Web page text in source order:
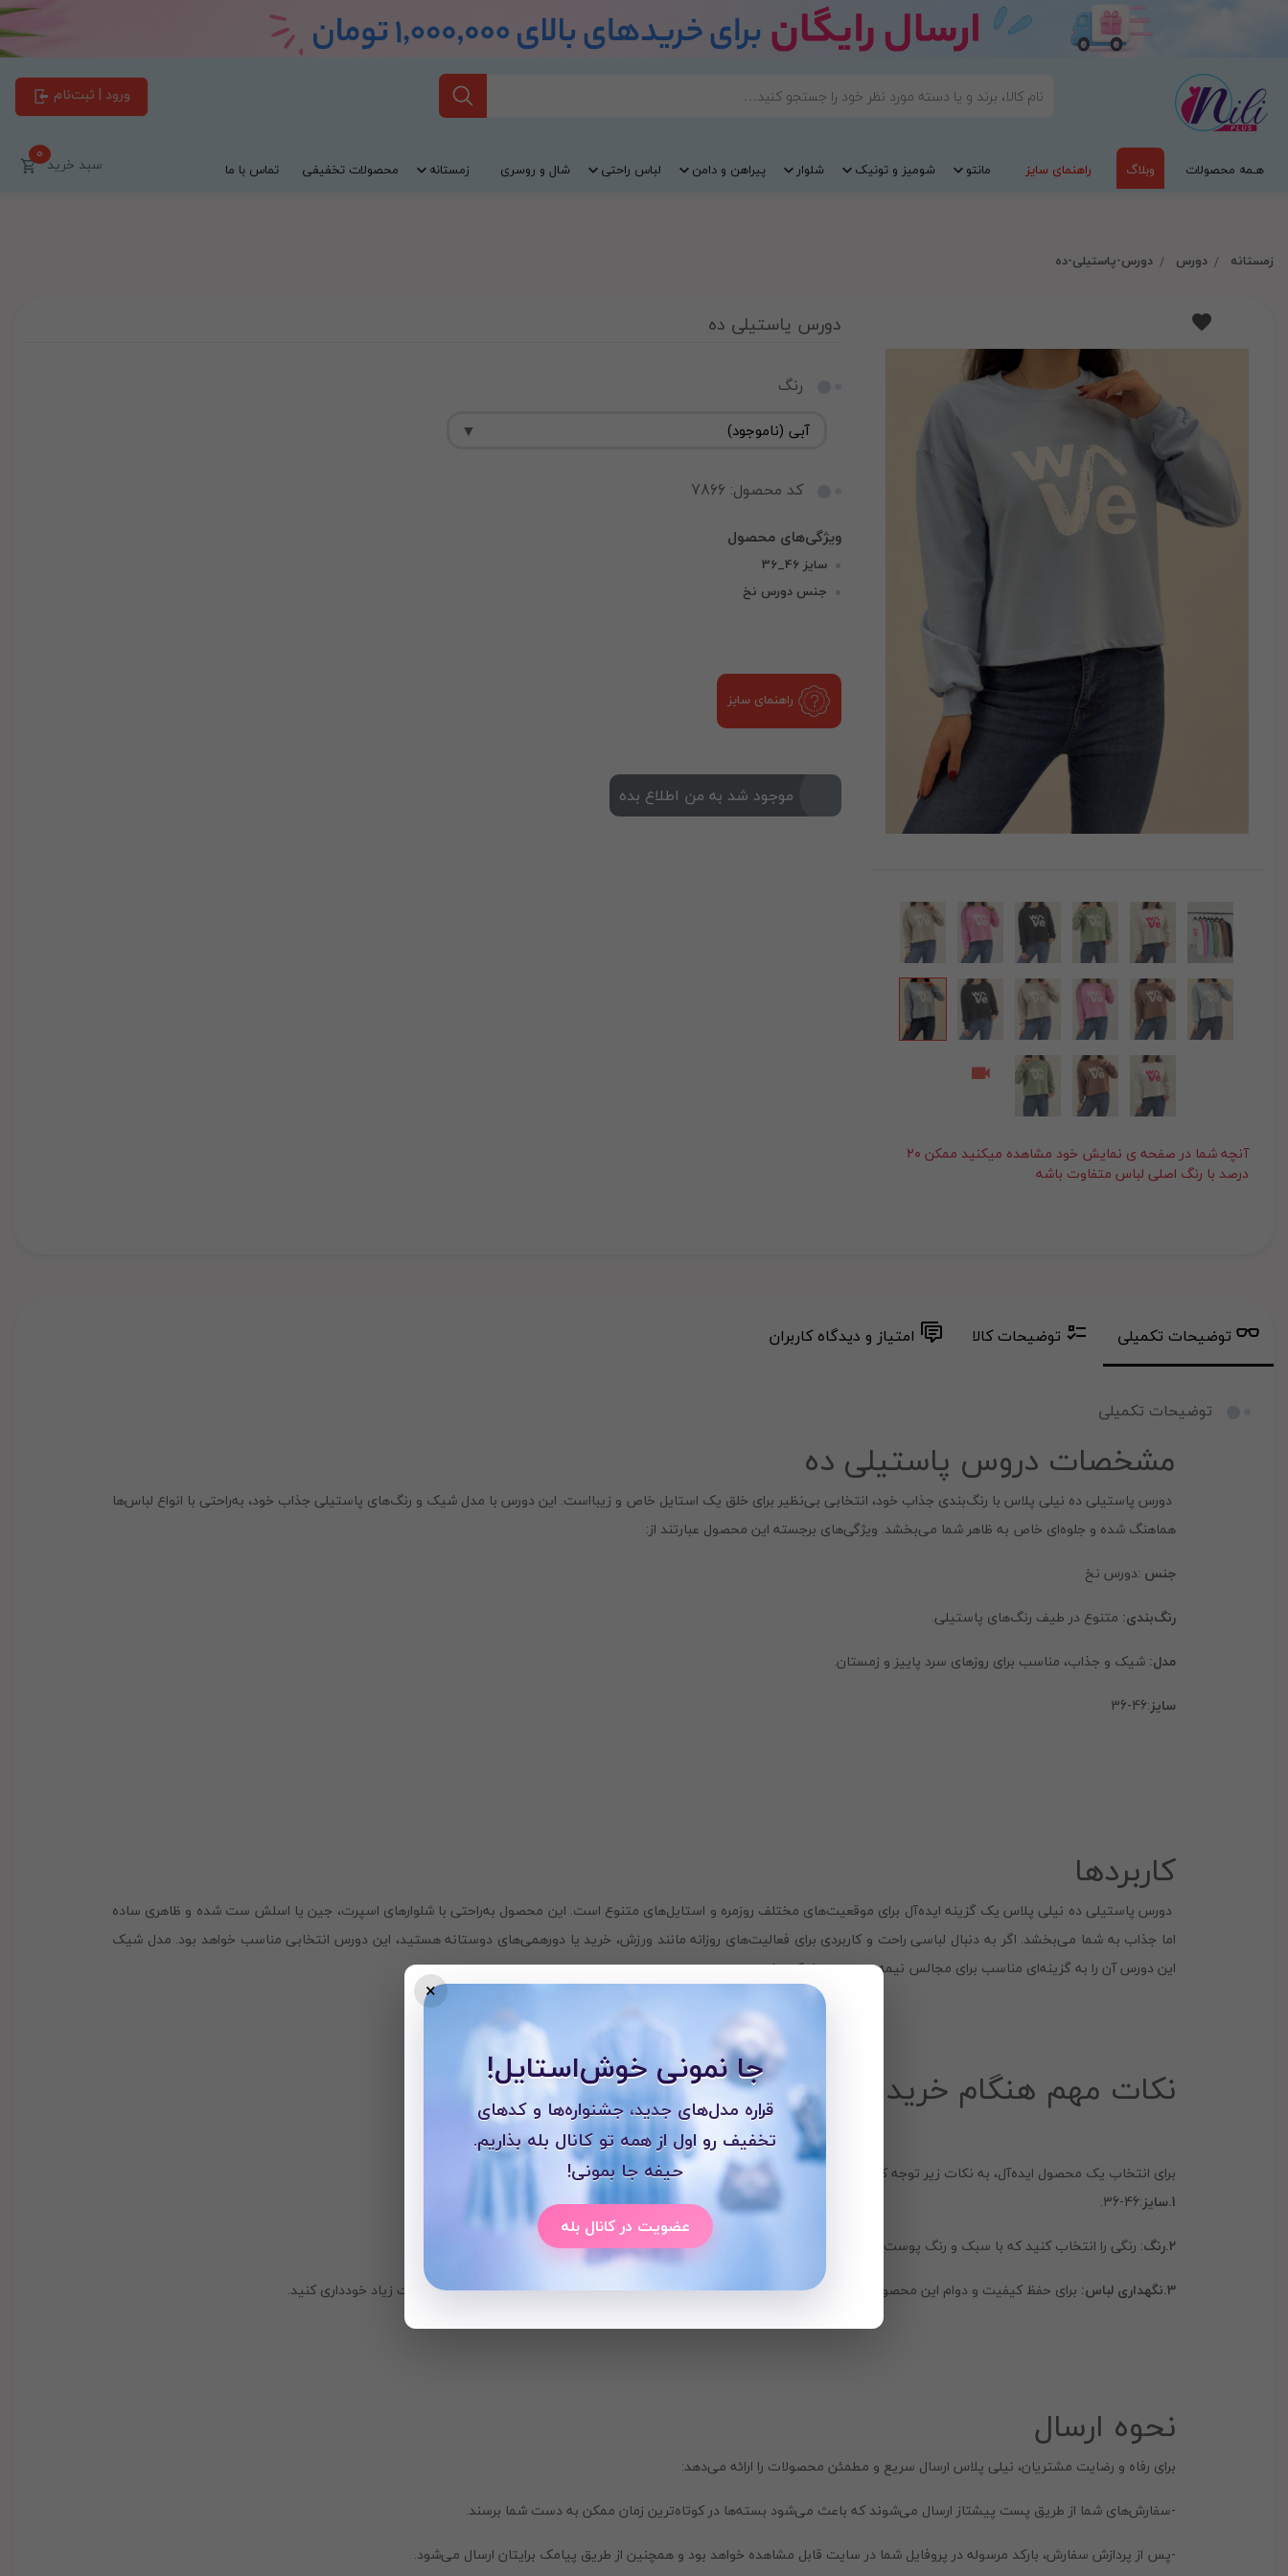
ورود | ثبت‌نام
هـمه محصولات وبلاگ راهنمای سایز مانتو شومیز و تونیک شلوار پیراهن و دامن لباس راحتی شال و روسری زمستانه محصولات تخفیفی تماس با ما سبد خرید0
زمستانه دورس دورس-پاستیلی-ده
آنچه شما در صفحه ی نمایش خود مشاهده میکنید ممکن ۲۰
درصد با رنگ اصلی لباس متفاوت باشه
دورس پاستیلی ده
رنگ
کد محصول: 7866
سایز 46_36
جنس دورس نخ
راهنمای سایز
موجود شد به من اطلاع بده
توضیحات تکمیلی توضیحات کالا امتیاز و دیدگاه کاربران
توضیحات تکمیلی
مشخصات دروس پاستیلی ده
دورس پاستیلی ده نیلی پلاس با رنگ‌بندی جذاب خود، انتخابی بی‌نظیر برای خلق یک استایل خاص و زیبااست. این دورس با مدل شیک و رنگ‌های پاستیلی جذاب خود، به‌راحتی با انواع لباس‌ها
هماهنگ شده و جلوه‌ای خاص به ظاهر شما می‌بخشد. ویژگی‌های برجسته این محصول عبارتند از:
جنس :دورس نخ
رنگ‌بندی: متنوع در طیف رنگ‌های پاستیلی.
مدل: شیک و جذاب، مناسب برای روزهای سرد پاییز و زمستان.
سایز:46-36
کاربردها
دورس پاستیلی ده نیلی پلاس یک گزینه ایده‌آل برای موقعیت‌های مختلف روزمره و استایل‌های متنوع است. این محصول به‌راحتی با شلوارهای اسپرت، جین یا اسلش ست شده و ظاهری ساده
اما جذاب به شما می‌بخشد. اگر به دنبال لباسی راحت و کاربردی برای فعالیت‌های روزانه مانند ورزش، خرید یا دورهمی‌های دوستانه هستید، این دورس انتخابی مناسب خواهد بود. مدل شیک
این دورس آن را به گزینه‌ای مناسب برای مجالس نیمه‌رسمی تبدیل کرده است.
نکات مهم هنگام خرید
برای انتخاب یک محصول ایده‌آل، به نکات زیر توجه کنید:
1.سایز
:46-36.
2.رنگ
: رنگی را انتخاب کنید که با سبک و رنگ پوست شما هماهنگی داشته باشد.
3.نگهداری لباس:
برای حفظ کیفیت و دوام این محصول، آن را با آب ولرم بشویید و از خشک کردن زیر نور مستقیم خورشید یا در معرض حرارت زیاد خودداری کنید.
نحوه ارسال
برای رفاه و رضایت مشتریان، نیلی پلاس ارسال سریع و مطمئن محصولات را ارائه می‌دهد:
-سفارش‌های شما از طریق پست پیشتاز ارسال می‌شوند که باعث می‌شود بسته‌ها در کوتاه‌ترین زمان ممکن به دست شما برسند.
-پس از پردازش سفارش، بارکد مرسوله در پروفایل شما در سایت قابل مشاهده خواهد بود و همچنین از طریق پیامک برایتان ارسال می‌شود.
×
جا نمونی خوش‌استایل!
قراره مدل‌های جدید، جشنواره‌ها و کدهای
تخفیف رو اول از همه تو کانال بله بذاریم.
حیفه جا بمونی!
عضویت در کانال بله